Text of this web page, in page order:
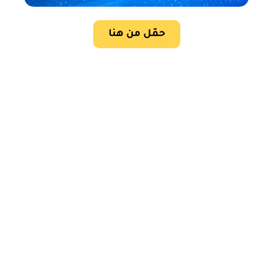
حمّل من هنا